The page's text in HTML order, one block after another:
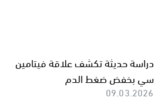
دراسة حديثة تكشف علاقة فيتامين
سي بخفض ضغط الدم
09.03.2026